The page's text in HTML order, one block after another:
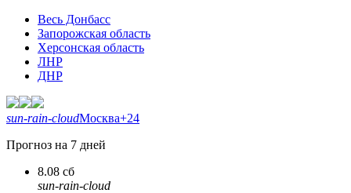
Весь Донбасс
Запорожская область
Херсонская область
ЛНР
ДНР
sun-rain-cloudМосква+24
Прогноз на 7 дней
8.08 сб
sun-rain-cloud